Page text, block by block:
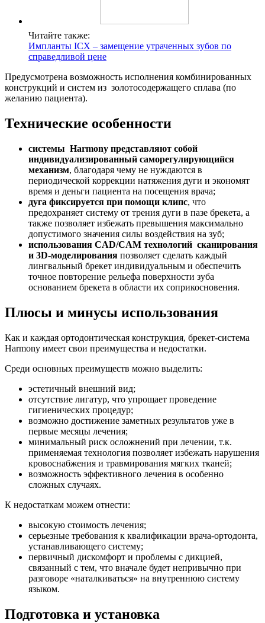
Читайте также:
Импланты ICX – замещение утраченных зубов по
справедливой цене
Предусмотрена возможность исполнения комбинированных
конструкций и систем из золотосодержащего сплава (по
желанию пациента).
Технические особенности
системы Harmony представляют собой
индивидуализированный саморегулирующийся
механизм, благодаря чему не нуждаются в
периодической коррекции натяжения дуги и экономят
время и деньги пациента на посещения врача;
дуга фиксируется при помощи клипс, что
предохраняет систему от трения дуги в пазе брекета, а
также позволяет избежать превышения максимально
допустимого значения силы воздействия на зуб;
использования CAD/CAM технологий сканирования
и 3D-моделирования позволяет сделать каждый
лингвальный брекет индивидуальным и обеспечить
точное повторение рельефа поверхности зуба
основанием брекета в области их соприкосновения.
Плюсы и минусы использования
Как и каждая ортодонтическая конструкция, брекет-система
Harmony имеет свои преимущества и недостатки.
Среди основных преимуществ можно выделить:
эстетичный внешний вид;
отсутствие лигатур, что упрощает проведение
гигиенических процедур;
возможно достижение заметных результатов уже в
первые месяцы лечения;
минимальный риск осложнений при лечении, т.к.
применяемая технология позволяет избежать нарушения
кровоснабжения и травмирования мягких тканей;
возможность эффективного лечения в особенно
сложных случаях.
К недостаткам можем отнести:
высокую стоимость лечения;
серьезные требования к квалификации врача-ортодонта,
устанавливающего систему;
первичный дискомфорт и проблемы с дикцией,
связанный с тем, что вначале будет непривычно при
разговоре «наталкиваться» на внутреннюю систему
языком.
Подготовка и установка